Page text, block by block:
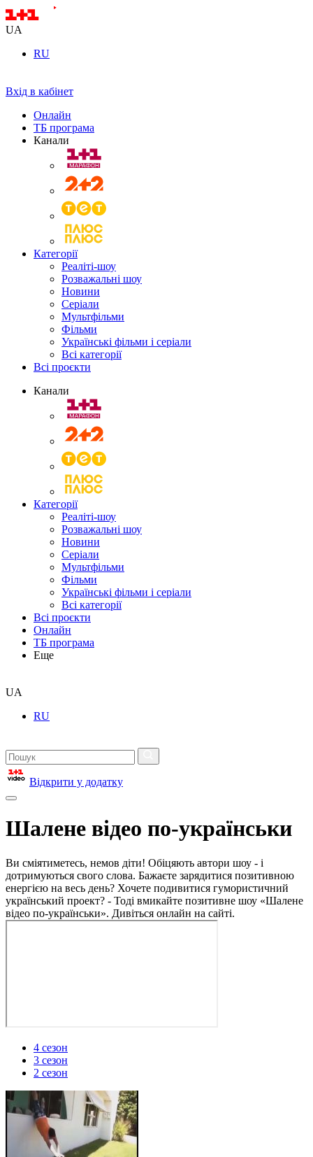
UA
RU
Вхід в кабінет
Онлайн
ТБ програма
Канали
Категорії
Реаліті-шоу
Розважальні шоу
Новини
Серіали
Мультфільми
Фільми
Українські фільми і серіали
Всі категорії
Всі проєкти
Канали
Категорії
Реаліті-шоу
Розважальні шоу
Новини
Серіали
Мультфільми
Фільми
Українські фільми і серіали
Всі категорії
Всі проєкти
Онлайн
ТБ програма
Еще
UA
RU
Відкрити у додатку
Шалене відео по-українськи
Ви сміятиметесь, немов діти! Обіцяють автори шоу - і
дотримуються свого слова. Бажаєте зарядитися позитивною
енергією на весь день? Хочете подивитися гумористичний
український проект? - Тоді вмикайте позитивне шоу «Шалене
відео по-українськи». Дивіться онлайн на сайті.
4 сезон
3 сезон
2 сезон